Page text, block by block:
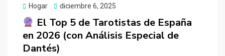
Hogar
Publicado
diciembre 6, 2025
El Top 5 de Tarotistas de España
en 2026 (con Análisis Especial de
Dantés)